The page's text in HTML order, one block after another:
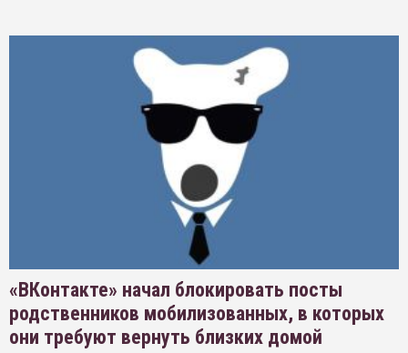
«ВКонтакте» начал блокировать посты
родственников мобилизованных, в которых
они требуют вернуть близких домой